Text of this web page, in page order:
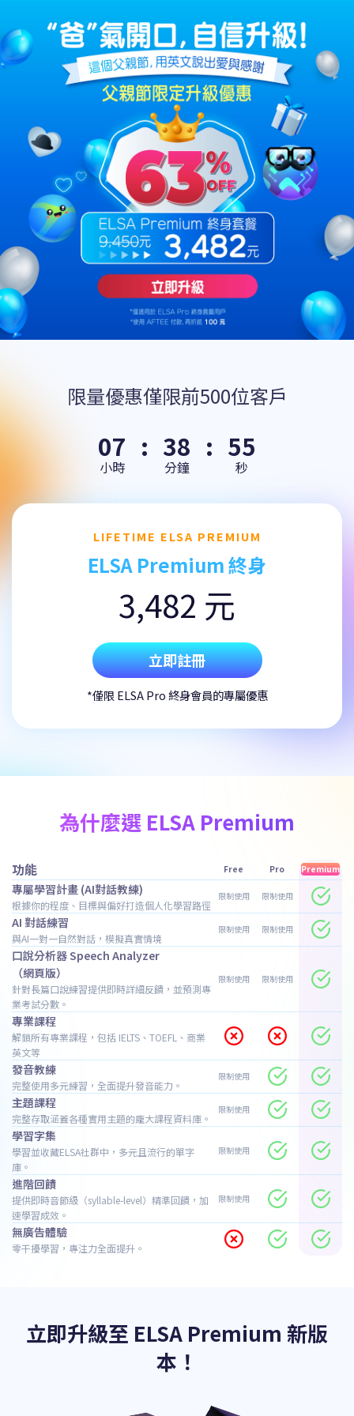
限量優惠僅限前500位客戶
07
小時
: 38
分鐘
: 54
秒
LIFETIME ELSA PREMIUM
ELSA Premium 終身
3,482 元
立即註冊
*僅限 ELSA Pro 終身會員的專屬優惠
為什麼選 ELSA Premium
功能 Free Pro Premium
專屬學習計畫 (AI對話教練)
根據你的程度、目標與偏好打造個人化學習路徑
限制使用 限制使用
AI 對話練習
與AI一對一自然對話，模擬真實情境
限制使用 限制使用
口說分析器 Speech Analyzer
（網頁版）
針對長篇口說練習提供即時詳細反饋，並預測專
業考試分數。
限制使用 限制使用
專業課程
解鎖所有專業課程，包括 IELTS、TOEFL、商業
英文等
發音教練
完整使用多元練習，全面提升發音能力。
限制使用
主題課程
完整存取涵蓋各種實用主題的龐大課程資料庫。
限制使用
學習字集
學習並收藏ELSA社群中，多元且流行的單字
庫。
限制使用
進階回饋
提供即時音節級（syllable-level）精準回饋，加
速學習成效。
限制使用
無廣告體驗
零干擾學習，專注力全面提升。
立即升級至 ELSA Premium 新版
本！